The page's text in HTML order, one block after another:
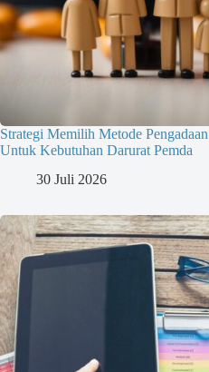
Strategi Memilih Metode
Untuk Kebutuhan Darurat Pemda
30 Juli 2026